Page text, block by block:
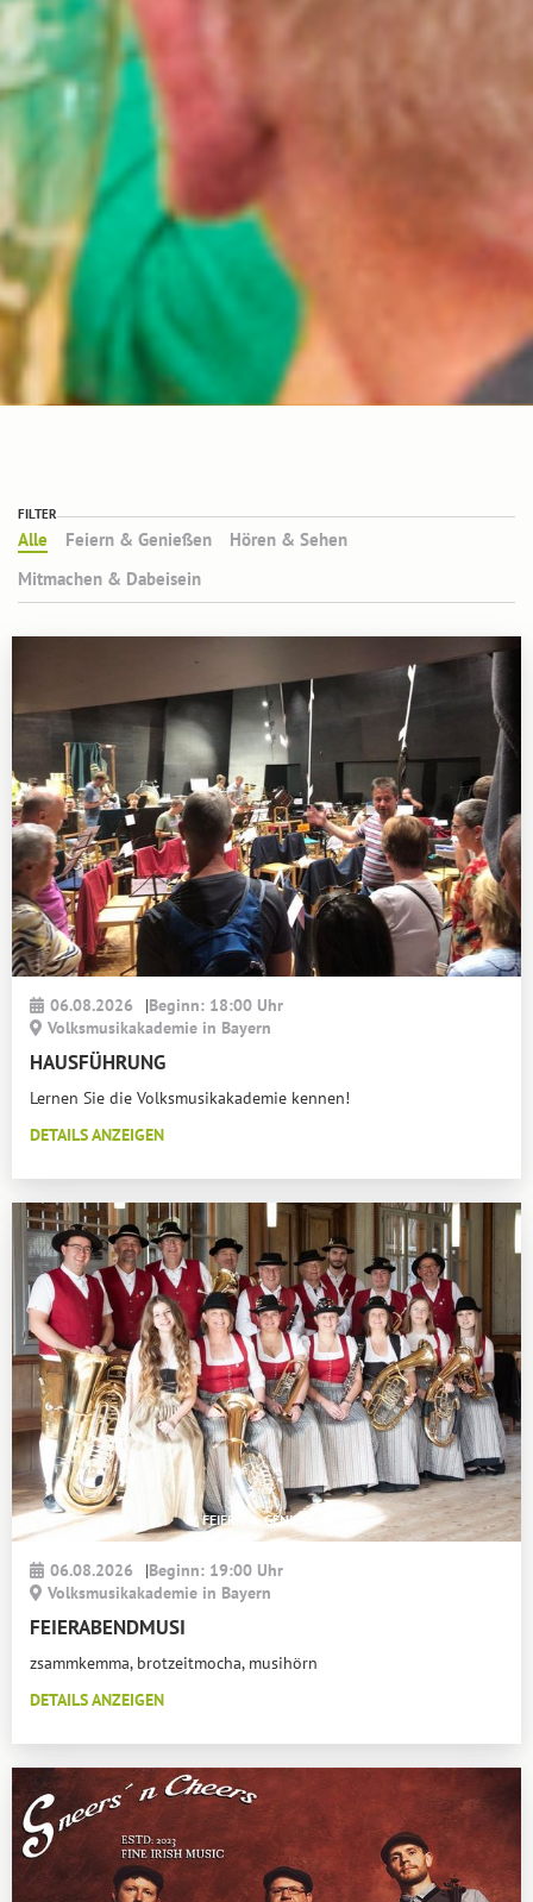
Alle Feiern & Genießen
Hören & Sehen
Mitmachen & Dabeisein
FILTER
06.08.2026 |Beginn: 18:00 Uhr
Volksmusikakademie in Bayern
HAUSFÜHRUNG
Lernen Sie die Volksmusikakademie kennen!
DETAILS ANZEIGEN
FEIERN & GENIESSEN
06.08.2026 |Beginn: 19:00 Uhr
Volksmusikakademie in Bayern
FEIERABENDMUSI
zsammkemma, brotzeitmocha, musihörn
DETAILS ANZEIGEN